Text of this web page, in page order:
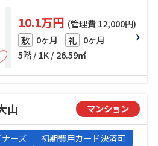
10.1万円 (管理費 12,000円)
敷 0ヶ月 礼 0ヶ月
5階 / 1K / 26.59㎡
山 マンション
ーズ 初期費用カード決済可